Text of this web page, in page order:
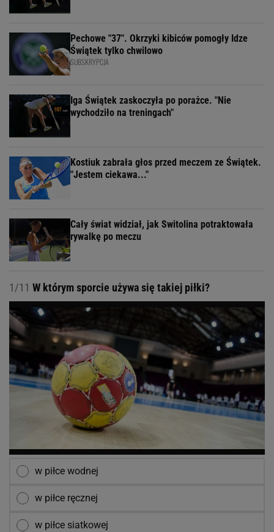
Pechowe "37". Okrzyki kibiców pomogły Idze
Świątek tylko chwilowo
SUBSKRYPCJA
Iga Świątek zaskoczyła po porażce. "Nie
wychodziło na treningach"
Kostiuk zabrała głos przed meczem ze Świątek.
"Jestem ciekawa..."
Cały świat widział, jak Switolina potraktowała
rywalkę po meczu
1/11 W którym sporcie używa się takiej piłki?
w piłce wodnej
w piłce ręcznej
w piłce siatkowej